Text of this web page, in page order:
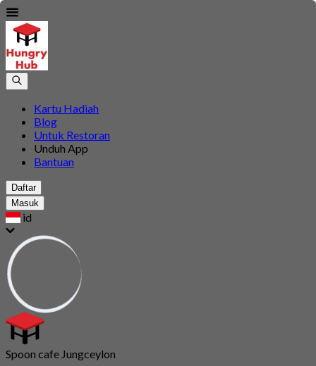
Kartu Hadiah
Blog
Untuk Restoran
Unduh App
Bantuan
Daftar
Masuk
id
Spoon cafe Jungceylon